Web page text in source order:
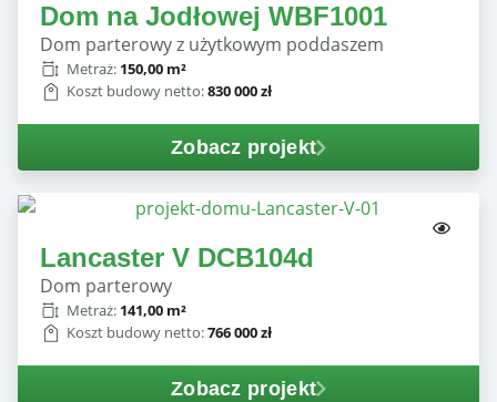
Dom na Jodłowej WBF1001
dom parterowy z użytkowym poddaszem
Metraż: 150,00 m²
Koszt budowy netto:830 000 zł
Zobacz projekt
Lancaster V DCB104d
dom parterowy
Metraż: 141,00 m²
Koszt budowy netto:766 000 zł
Zobacz projekt